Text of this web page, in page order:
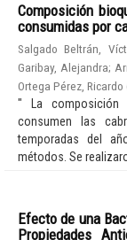
Composición
consumidas por
Salgado Beltrán,
Garibay, Alejandra;
Ortega Pérez, Ricardo
" La composición
consumen las
temporadas del
métodos. Se
Efecto de una
Propiedades